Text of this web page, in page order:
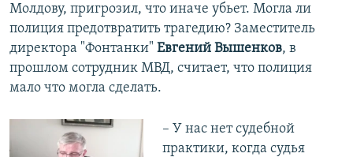
Молдову, пригрозил, что иначе убьет. Могла ли
полиция предотвратить трагедию? Заместитель
директора "Фонтанки" Евгений Вышенков, в
прошлом сотрудник МВД, считает, что полиция
мало что могла сделать.
– У нас нет судебной
практики, когда судья